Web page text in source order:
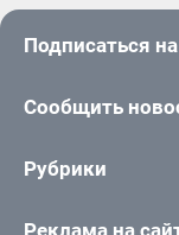
Подписаться
Сообщить
Рубрики
Реклама на